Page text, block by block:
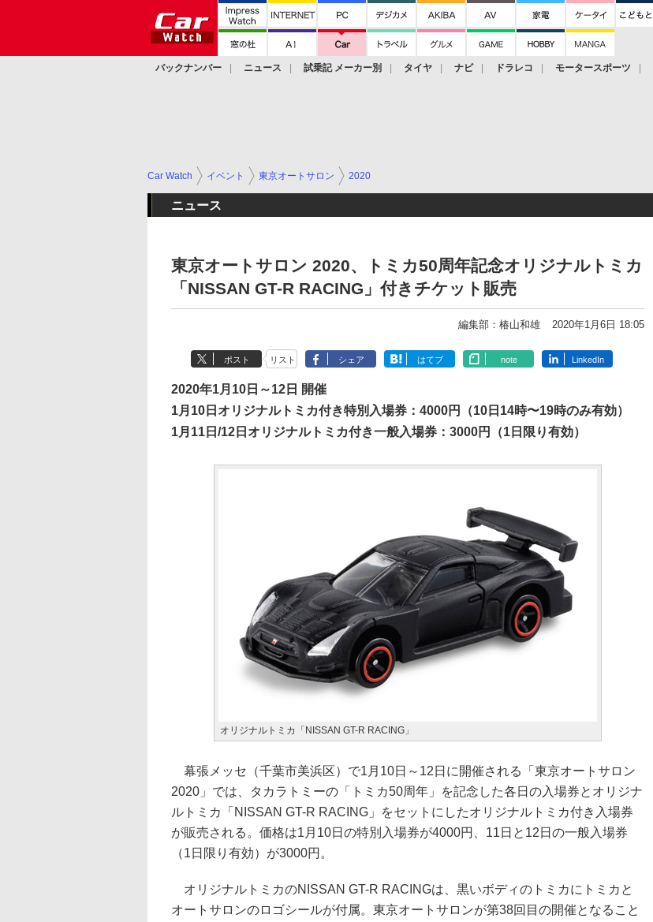
バックナンバー ニュース 試乗記 メーカー別 タイヤ ナビ ドラレコ モータースポーツ
Car Watch イベント 東京オートサロン 2020
ニュース
東京オートサロン 2020、トミカ50周年記念オリジナルトミカ
「NISSAN GT-R RACING」付きチケット販売
編集部：椿山和雄 2020年1月6日 18:05
ポスト リスト シェア はてブ note LinkedIn
2020年1月10日～12日 開催
1月10日オリジナルトミカ付き特別入場券：4000円（10日14時〜19時のみ有効）
1月11日/12日オリジナルトミカ付き一般入場券：3000円（1日限り有効）
オリジナルトミカ「NISSAN GT-R RACING」
幕張メッセ（千葉市美浜区）で1月10日～12日に開催される「東京オートサロン
2020」では、タカラトミーの「トミカ50周年」を記念した各日の入場券とオリジナ
ルトミカ「NISSAN GT-R RACING」をセットにしたオリジナルトミカ付き入場券
が販売される。価格は1月10日の特別入場券が4000円、11日と12日の一般入場券
（1日限り有効）が3000円。
オリジナルトミカのNISSAN GT-R RACINGは、黒いボディのトミカにトミカと
オートサロンのロゴシールが付属。東京オートサロンが第38回目の開催となること